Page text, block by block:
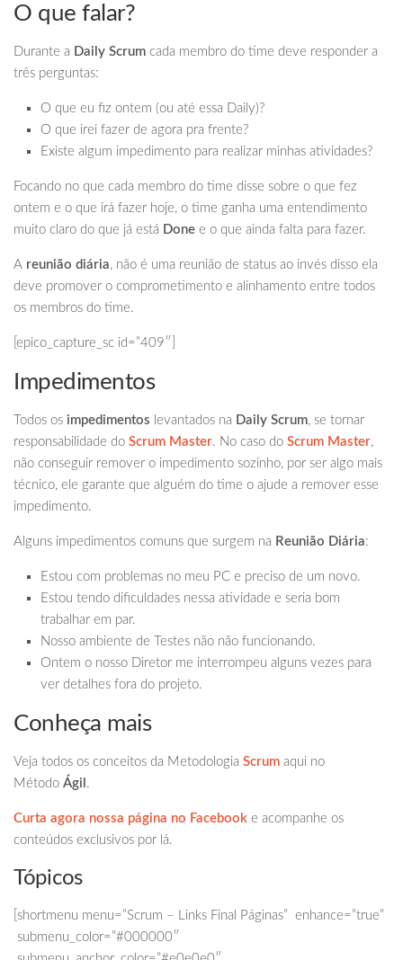
O que falar?
Durante a Daily Scrum cada membro do time deve responder a
três perguntas:
O que eu fiz ontem (ou até essa Daily)?
O que irei fazer de agora pra frente?
Existe algum impedimento para realizar minhas atividades?
Focando no que cada membro do time disse sobre o que fez
ontem e o que irá fazer hoje, o time ganha uma entendimento
muito claro do que já está Done e o que ainda falta para fazer.
A reunião diária, não é uma reunião de status ao invés disso ela
deve promover o comprometimento e alinhamento entre todos
os membros do time.
[epico_capture_sc id=”409″]
Impedimentos
Todos os impedimentos levantados na Daily Scrum, se tornar
responsabilidade do Scrum Master. No caso do Scrum Master,
não conseguir remover o impedimento sozinho, por ser algo mais
técnico, ele garante que alguém do time o ajude a remover esse
impedimento.
Alguns impedimentos comuns que surgem na Reunião Diária:
Estou com problemas no meu PC e preciso de um novo.
Estou tendo dificuldades nessa atividade e seria bom
trabalhar em par.
Nosso ambiente de Testes não não funcionando.
Ontem o nosso Diretor me interrompeu alguns vezes para
ver detalhes fora do projeto.
Conheça mais
Veja todos os conceitos da Metodologia Scrum aqui no
Método Ágil .
Curta agora nossa página no Facebook e acompanhe os
conteúdos exclusivos por lá.
Tópicos
[shortmenu menu=”Scrum – Links Final Páginas” enhance=”true”
submenu_color=”#000000″